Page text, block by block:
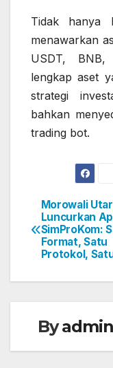
Tidak hanya
menawarkan
USDT,
lengkap aset
strategi
bahkan
trading bot.
pos
Morowali
Luncurkan
SimProKom:
Format, Satu
Protokol,
Byadmin